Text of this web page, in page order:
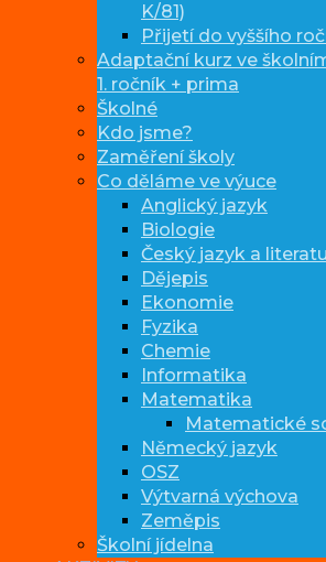
K/81)
Přijetí do vyššího
Adaptační kurz ve
1. ročník + prima
Školné
Kdo jsme?
Zaměření školy
Co děláme ve výuce
Anglický jazyk
Biologie
Český jazyk a
Dějepis
Ekonomie
Fyzika
Chemie
Informatika
Matematika
Matematické
Německý jazyk
OSZ
Výtvarná výchova
Zeměpis
Školní jídelna